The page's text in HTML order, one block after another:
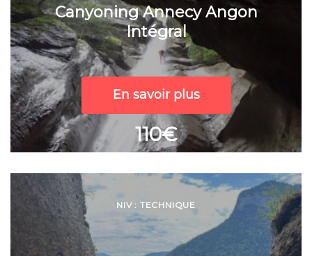
Canyoning Annecy Angon
Intégral
En savoir plus
110€
NIV : TECHNIQUE